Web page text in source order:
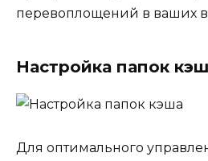
перевоплощений в ваших
Настройка папок
Для оптимального